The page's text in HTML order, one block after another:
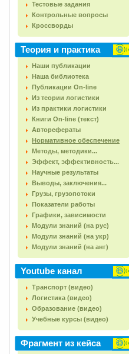
Тестовые задания
Контрольные вопросы
Кроссворды
Теория и практика
Наши публикации
Наша библиотека
Публикации On-line
Из теории логистики
Из практики логистики
Книги On-line (текст)
Авторефераты
Нормативное обеспечение
Методы, методики...
Эффект, эффективность...
Научные результаты
Выводы, заключения...
Грузы, грузопотоки
Показатели работы
Графики, зависимости
Модули знаний (на рус)
Модули знаний (на укр)
Модули знаний (на анг)
Youtube канал
Транспорт (видео)
Логистика (видео)
Образование (видео)
Учебные курсы (видео)
Фрагмент из кейса